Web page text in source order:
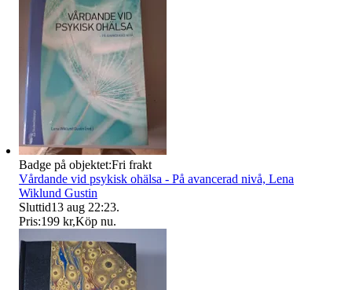
Badge på objektet:Fri frakt
Vårdande vid psykisk ohälsa - På avancerad nivå, Lena
Wiklund Gustin
Sluttid13 aug 22:23.
Pris:199 kr,Köp nu.